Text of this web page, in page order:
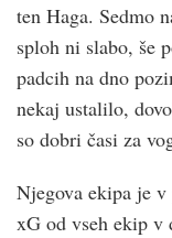
ten Haga. Sedmo
sploh ni slabo, še
padcih na dno
nekaj ustalilo,
so dobri časi za
Njegova ekipa je
xG od vseh ekip